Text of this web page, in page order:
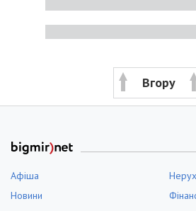
Вгору
Афіша
Новини